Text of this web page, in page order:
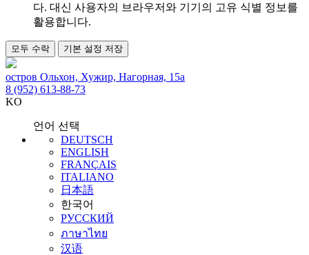
다. 대신 사용자의 브라우저와 기기의 고유 식별 정보를
활용합니다.
모두 수락 기본 설정 저장
остров Ольхон, Хужир, Нагорная, 15а
8 (952) 613-88-73
KO
언어 선택
DEUTSCH
ENGLISH
FRANÇAIS
ITALIANO
日本語
한국어
РУССКИЙ
ภาษาไทย
汉语